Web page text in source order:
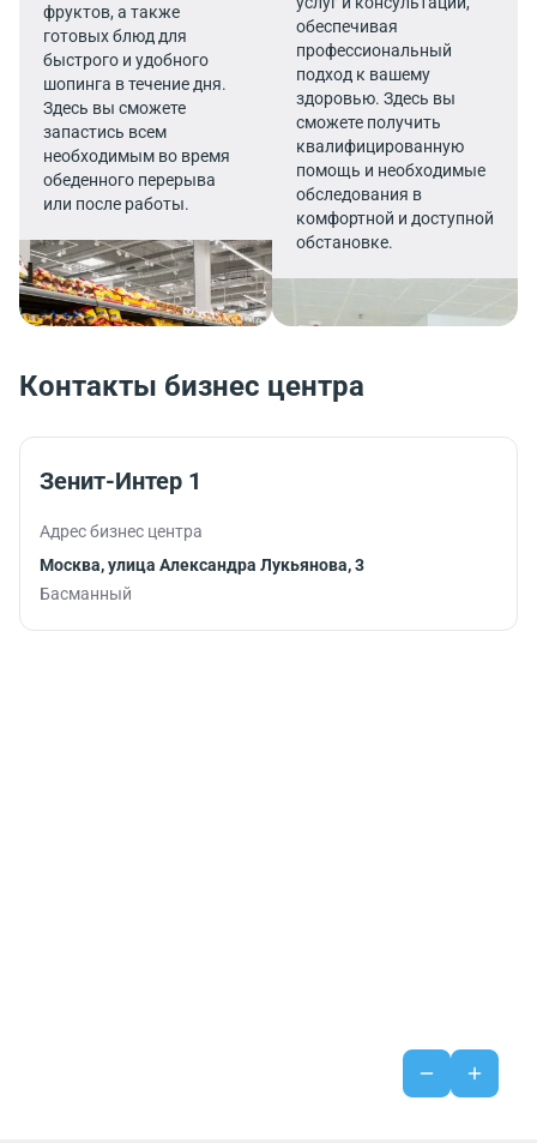
фруктов, а также
готовых блюд для
быстрого и удобного
шопинга в течение дня.
Здесь вы сможете
запастись всем
необходимым во время
обеденного перерыва
или после работы.
обеспечивая
профессиональный
подход к вашему
здоровью. Здесь вы
сможете получить
квалифицированную
помощь и необходимые
обследования в
комфортной и доступной
обстановке.
Контакты бизнес центра
Зенит-Интер 1
Адрес бизнес центра
Москва, улица Александра Лукьянова, 3
Басманный